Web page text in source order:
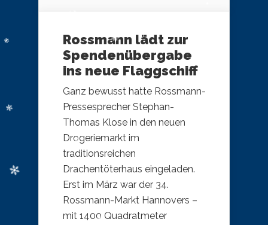
Rossmann lädt zur
Spendenübergabe
ins neue Flaggschiff
Ganz bewusst hatte Rossmann-
Pressesprecher Stephan-
Thomas Klose in den neuen
Drogeriemarkt im
traditionsreichen
Drachentöterhaus eingeladen.
Erst im März war der 34.
Rossmann-Markt Hannovers –
mit 1400 Quadratmeter